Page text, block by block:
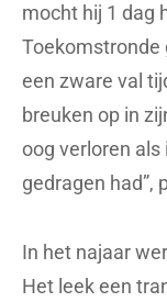
mocht hij 1 dag
Toekomstronde
een zware val
breuken op in
oog verloren als
gedragen had”,
In het najaar
Het leek een